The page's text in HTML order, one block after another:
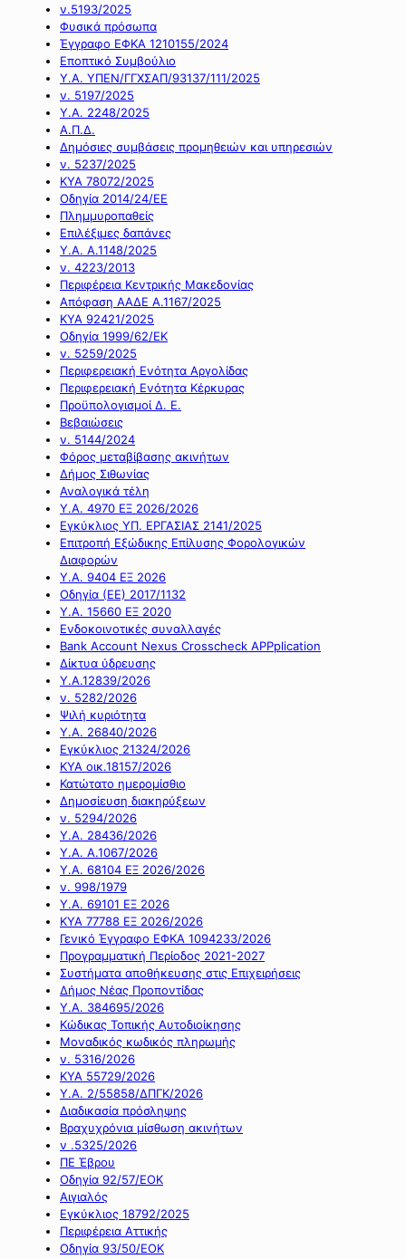
ν.5193/2025
Φυσικά πρόσωπα
Έγγραφο ΕΦΚΑ 1210155/2024
Εποπτικό Συμβούλιο
Υ.Α. ΥΠΕΝ/ΓΓΧΣΑΠ/93137/111/2025
ν. 5197/2025
Υ.Α. 2248/2025
Α.Π.Δ.
Δημόσιες συμβάσεις προμηθειών και υπηρεσιών
ν. 5237/2025
ΚΥΑ 78072/2025
Οδηγία 2014/24/ΕΕ
Πλημμυροπαθείς
Επιλέξιμες δαπάνες
Υ.Α. Α.1148/2025
ν. 4223/2013
Περιφέρεια Κεντρικής Μακεδονίας
Απόφαση ΑΑΔΕ Α.1167/2025
ΚΥΑ 92421/2025
Οδηγία 1999/62/ΕΚ
ν. 5259/2025
Περιφερειακή Ενότητα Αργολίδας
Περιφερειακή Ενότητα Κέρκυρας
Προϋπολογισμοί Δ. Ε.
Βεβαιώσεις
ν. 5144/2024
Φόρος μεταβίβασης ακινήτων
Δήμος Σιθωνίας
Αναλογικά τέλη
Υ.Α. 4970 ΕΞ 2026/2026
Εγκύκλιος ΥΠ. ΕΡΓΑΣΙΑΣ 2141/2025
Επιτροπή Εξώδικης Επίλυσης Φορολογικών
Διαφορών
Υ.Α. 9404 ΕΞ 2026
Οδηγία (ΕΕ) 2017/1132
Υ.Α. 15660 ΕΞ 2020
Ενδοκοινοτικές συναλλαγές
Bank Account Nexus Crosscheck APPplication
Δίκτυα ύδρευσης
Υ.Α.12839/2026
ν. 5282/2026
Ψιλή κυριότητα
Υ.Α. 26840/2026
Εγκύκλιος 21324/2026
ΚΥΑ οικ.18157/2026
Κατώτατο ημερομίσθιο
Δημοσίευση διακηρύξεων
ν. 5294/2026
Υ.Α. 28436/2026
Υ.Α. Α.1067/2026
Υ.Α. 68104 ΕΞ 2026/2026
ν. 998/1979
Υ.Α. 69101 ΕΞ 2026
ΚΥΑ 77788 ΕΞ 2026/2026
Γενικό Έγγραφο ΕΦΚΑ 1094233/2026
Προγραμματική Περίοδος 2021-2027
Συστήματα αποθήκευσης στις Επιχειρήσεις
Δήμος Νέας Προποντίδας
Υ.Α. 384695/2026
Κώδικας Τοπικής Αυτοδιοίκησης
Μοναδικός κωδικός πληρωμής
ν. 5316/2026
ΚΥΑ 55729/2026
Υ.Α. 2/55858/ΔΠΓΚ/2026
Διαδικασία πρόσληψης
Βραχυχρόνια μίσθωση ακινήτων
ν .5325/2026
ΠΕ Έβρου
Οδηγία 92/57/ΕΟΚ
Αιγιαλός
Εγκύκλιος 18792/2025
Περιφέρεια Αττικής
Οδηγία 93/50/ΕΟΚ